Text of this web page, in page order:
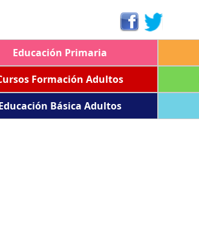
Educación Primaria
Formación Adultos
Básica Adultos